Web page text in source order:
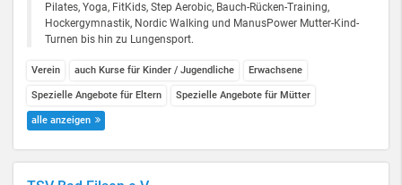
Pilates, Yoga, FitKids, Step Aerobic, Bauch-Rücken-Training,
Hockergymnastik, Nordic Walking und ManusPower Mutter-Kind-
Turnen bis hin zu Lungensport.
Verein auch Kurse für Kinder / Jugendliche Erwachsene
Spezielle Angebote für Eltern Spezielle Angebote für Mütter
alle anzeigen